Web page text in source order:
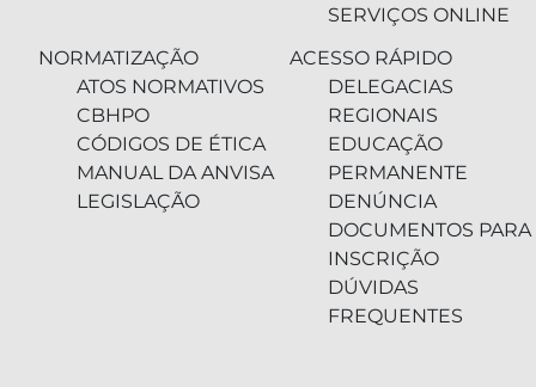
SERVIÇOS ONLINE
NORMATIZAÇÃO
ATOS NORMATIVOS
CBHPO
CÓDIGOS DE ÉTICA
MANUAL DA ANVISA
LEGISLAÇÃO
ACESSO RÁPIDO
DELEGACIAS
REGIONAIS
EDUCAÇÃO
PERMANENTE
DENÚNCIA
DOCUMENTOS PARA
INSCRIÇÃO
DÚVIDAS
FREQUENTES